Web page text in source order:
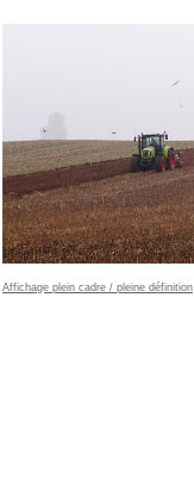
Affichage plein cadre / pleine définition